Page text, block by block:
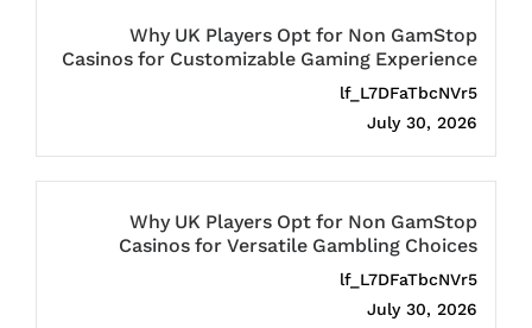
Why UK Players Opt for Non GamStop
Casinos for Customizable Gaming Experience
lf_L7DFaTbcNVr5
July 30, 2026
Why UK Players Opt for Non GamStop
Casinos for Versatile Gambling Choices
lf_L7DFaTbcNVr5
July 30, 2026